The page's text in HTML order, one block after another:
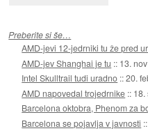
Preberite si še…
AMD-jevi 12-jedrniki tu že pred
AMD-jev Shanghai je tu :: 13.
Intel Skulltrail tudi uradno ::20.
AMD napovedal trojedrnike :: 18.
Barcelona oktobra, Phenom za
Barcelona se pojavlja v javnosti ::